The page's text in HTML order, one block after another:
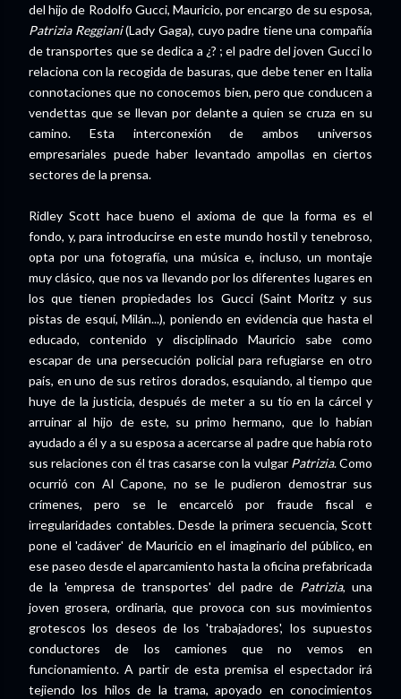
del hijo de Rodolfo Gucci, Mauricio, por encargo de su esposa,
Patrizia Reggiani(Lady Gaga), cuyo padre tiene una compañía
de transportes que se dedica a ¿? ; el padre del joven Gucci lo
relaciona con la recogida de basuras, que debe tener en Italia
connotaciones que no conocemos bien, pero que conducen a
vendettas que se llevan por delante a quien se cruza en su
camino. Esta interconexión de ambos universos
empresariales puede haber levantado ampollas en ciertos
sectores de la prensa.
Ridley Scott hace bueno el axioma de que la forma es el
fondo, y, para introducirse en este mundo hostil y tenebroso,
opta por una fotografía, una música e, incluso, un montaje
muy clásico, que nos va llevando por los diferentes lugares en
los que tienen propiedades los Gucci (Saint Moritz y sus
pistas de esquí, Milán...), poniendo en evidencia que hasta el
educado, contenido y disciplinado Mauricio sabe como
escapar de una persecución policial para refugiarse en otro
país, en uno de sus retiros dorados, esquiando, al tiempo que
huye de la justicia, después de meter a su tío en la cárcel y
arruinar al hijo de este, su primo hermano, que lo habían
ayudado a él y a su esposa a acercarse al padre que había roto
sus relaciones con él tras casarse con la vulgar Patrizia. Como
ocurrió con Al Capone, no se le pudieron demostrar sus
crímenes, pero se le encarceló por fraude fiscal e
irregularidades contables. Desde la primera secuencia, Scott
pone el 'cadáver' de Mauricio en el imaginario del público, en
ese paseo desde el aparcamiento hasta la oficina prefabricada
de la 'empresa de transportes' del padre de Patrizia, una
joven grosera, ordinaria, que provoca con sus movimientos
grotescos los deseos de los 'trabajadores', los supuestos
conductores de los camiones que no vemos en
funcionamiento. A partir de esta premisa el espectador irá
tejiendo los hilos de la trama, apoyado en conocimientos